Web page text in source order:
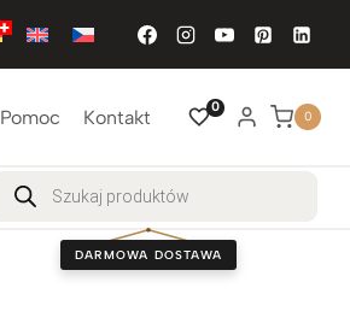
Pomoc Kontakt 0
0
Wyszukiwarka
produktów
DARMOWA DOSTAWA